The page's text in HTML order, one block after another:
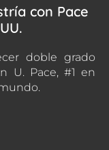
con Pace
doble grado
U. Pace, #1 en